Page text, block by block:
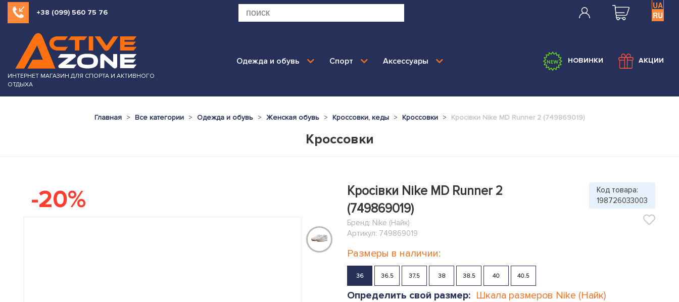
+38 (099) 560 75 76
UA
RU
ИНТЕРНЕТ МАГАЗИН ДЛЯ СПОРТА И АКТИВНОГО
ОТДЫХА
Одежда и обувь Спорт Аксессуары НОВИНКИ АКЦИИ
Главная Все категории Одежда и обувь Женская обувь Кроссовки, кеды Кроссовки Кросівки Nike MD Runner 2 (749869019)
Кроссовки
-20%
Кросівки Nike MD Runner 2
(749869019)
Бренд: Nike (Найк)
Артикул: 749869019
Код товара:
198726033003
Размеры в наличии:
36 36.5 37.5 38 38.5 40 40.5
Определить свой размер: Шкала размеров Nike (Найк)